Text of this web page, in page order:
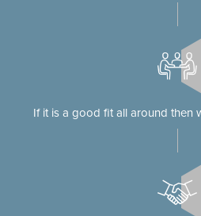
If it is a good fit all around then